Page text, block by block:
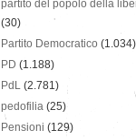
partito del popolo della
(30)
Partito Democratico (1.034)
PD (1.188)
PdL (2.781)
pedofilia (25)
Pensioni (129)